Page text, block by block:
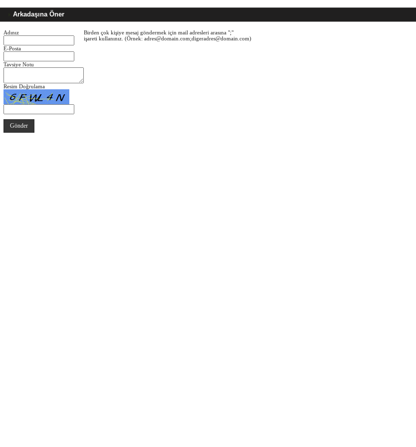
Arkadaşına Öner
Adınız
E-Posta
Tavsiye Notu
Resim Doğrulama
Birden çok kişiye mesaj göndermek için mail adresleri arasına ";"
işareti kullanınız. (Örnek: adres@domain.com;digeradres@domain.com)